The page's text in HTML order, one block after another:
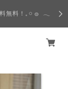
無料！𓈒 𓏸 𓐍 𓂃